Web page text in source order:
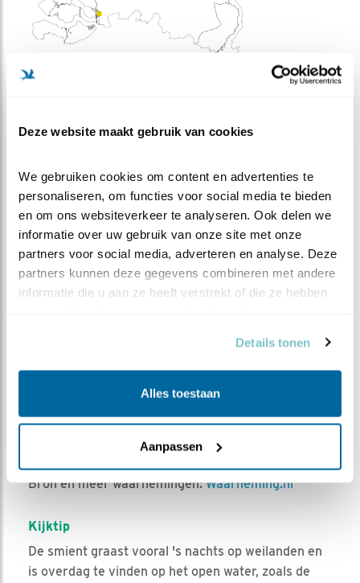
Deze website maakt gebruik van cookies
We gebruiken cookies om content en advertenties te
personaliseren, om functies voor social media te bieden
en om ons websiteverkeer te analyseren. Ook delen we
informatie over uw gebruik van onze site met onze
partners voor social media, adverteren en analyse. Deze
partners kunnen deze gegevens combineren met andere
informatie die u aan ze heeft verstrekt of die ze hebben
Details tonen
Alles toestaan
Aanpassen
Meer weten over trends? Kijk opsovon.nl
WAARNEMINGEN
+
−
Leaflet| Powered byEsri| ©OpenStreetMapcontributors ©CARTO
Bron en meer waarnemingen:Waarneming.nl
Kijktip
De smient graast vooral 's nachts op weilanden en
is overdag te vinden op het open water, zoals de